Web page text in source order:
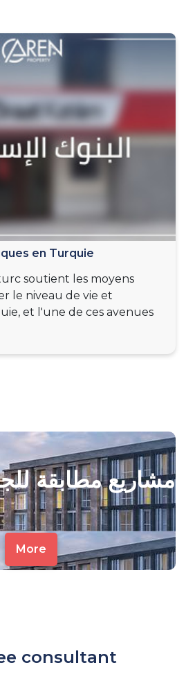
en Turquie
soutient les moyens
le niveau de vie et
et l'une de ces avenues
مشاريع مطابقة
More
consultant